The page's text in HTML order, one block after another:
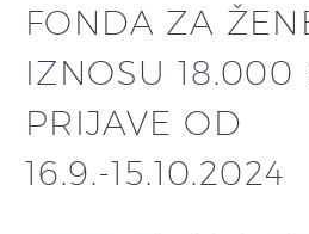
FONDA ZA
IZNOSU 18.000
PRIJAVE OD
16.9.-15.10.2024